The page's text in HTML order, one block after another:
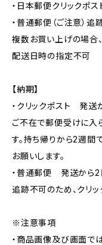
・日本郵便クリックポス
・普通郵便（ご注意）
複数お買い上げの場合
配送日時の指定不可
【納期】
・クリックポスト 発送
ご不在で郵便受けに入
す。持ち帰りから2週間
お願いします。
・普通郵便 発送から2
追跡不可のため、クリ
※注意事項
・商品画像及び画面で